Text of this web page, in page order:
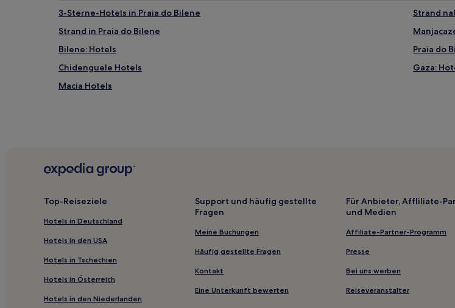
Bedingungen
3-Sterne-Hotels in Praia do Bilene
Strand
Strand in Praia do Bilene
Bilene: Hotels
Praia do
Chidenguele Hotels
Gaza:
Macia Hotels
Top-Reiseziele
Hotels in Deutschland
Hotels in den USA
Hotels in Tschechien
Hotels in Österreich
Hotels in den Niederlanden
Support und häufig gestellte
Fragen
Meine Buchungen
Häufig gestellte Fragen
Kontakt
Eine Unterkunft bewerten
Für Anbieter, Affliliate-
und Medien
Affiliate-Partner-Programm
Presse
Bei uns werben
Reiseveranstalter